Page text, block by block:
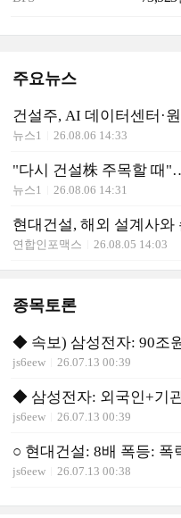
주요뉴스
뉴스1 26.08.06 14:33
뉴스1 26.08.06 14:31
연합인포맥스 26.08.05 14:03
종목토론
js6eew 26.07.13 00:39
js6eew 26.07.13 00:39
○ 현대건설: 8배 폭등: 폭
js6eew 26.07.13 00:38